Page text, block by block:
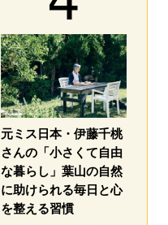
元ミス日本・伊藤千桃
さんの「小さくて自由
な暮らし」葉山の自然
に助けられる毎日と心
を整える習慣